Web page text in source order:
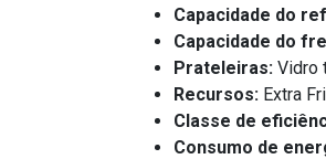
Capacidade do
Capacidade do
Prateleiras: Vidro
Recursos: Extra
Classe de
Consumo de